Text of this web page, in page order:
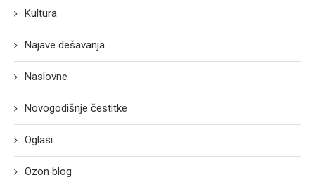
Kultura
Najave dešavanja
Naslovne
Novogodišnje čestitke
Oglasi
Ozon blog